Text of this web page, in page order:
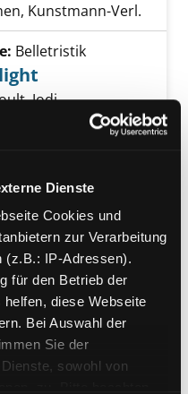
Dienste
Cookies und
zur Verarbeitung
(z.B.: IP-Adressen).
für den Betrieb der
diese Webseite
Bei Auswahl der
Sie der
sowohl von
Kunstmann-Verl.
A spark of light
Belletristik
JodiSuche nach
kein Weg
Jana
Werk: Ganz schön